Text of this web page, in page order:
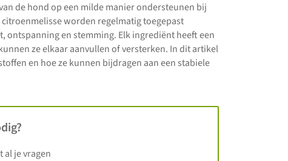
de hond op een milde manier ondersteunen bij
worden regelmatig toegepast
ontspanning en stemming. Elk ingrediënt heeft een
ze elkaar aanvullen of versterken. In dit artikel
en hoe ze kunnen bijdragen aan een stabiele
al je vragen